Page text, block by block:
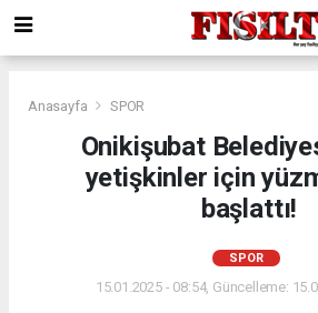
Anasayfa SPOR
Onikişubat
yetişkinler için
başlattı!
SPOR
15.01.2025 - 08:54, Güncelleme: